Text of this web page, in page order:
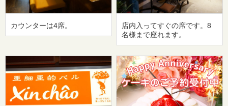
カウンターは4席。
店内入ってすぐの席です。8
名様まで座れます。